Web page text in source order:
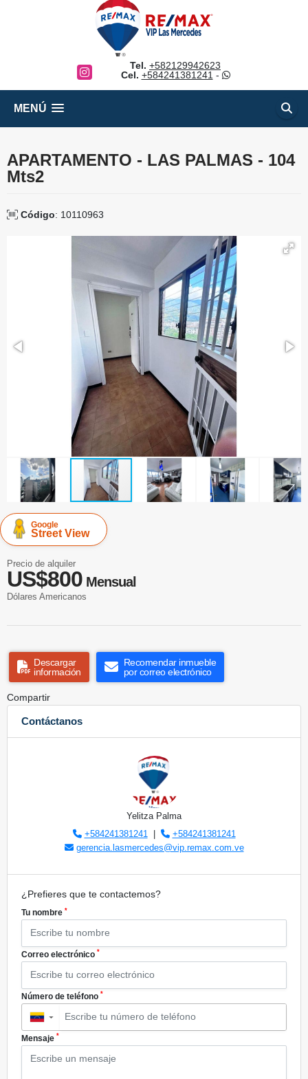
Instagram
Tel. +582129942623
Cel. +584241381241 -
MENÚ
APARTAMENTO - LAS PALMAS - 104
Mts2
Código: 10110963
Google
Street View
Precio de alquiler
US$800 Mensual
Dólares Americanos
Descargar
información
Recomendar inmueble
por correo electrónico
Compartir
Contáctanos
Yelitza Palma
+584241381241|
+584241381241
gerencia.lasmercedes@vip.remax.com.ve
¿Prefieres que te contactemos?
Tu nombre *
Correo electrónico *
Número de teléfono *
▼
Mensaje *